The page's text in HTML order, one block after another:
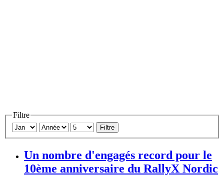
Filtre
Filtre
Un nombre d'engagés record pour le
10ème anniversaire du RallyX Nordic